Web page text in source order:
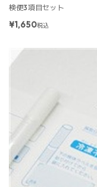
検便3項目セット
¥1,650税込